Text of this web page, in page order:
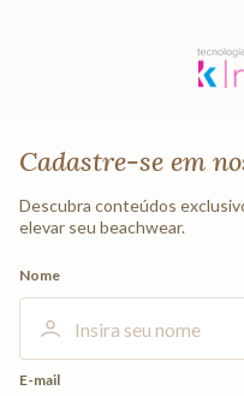
Cadastre-se em
Descubra conteúdos
elevar seu beachwear.
Nome
E-mail